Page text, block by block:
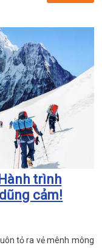
trình
cảm!
tỏ ra vẻ mênh mông